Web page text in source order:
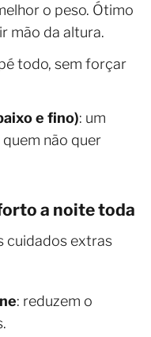
o peso. Ótimo
mão da altura.
todo, sem forçar
e fino): um
não quer
a noite toda
cuidados extras
: reduzem o